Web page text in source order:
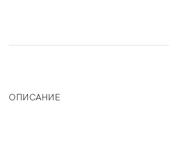
ОПИСАНИЕ